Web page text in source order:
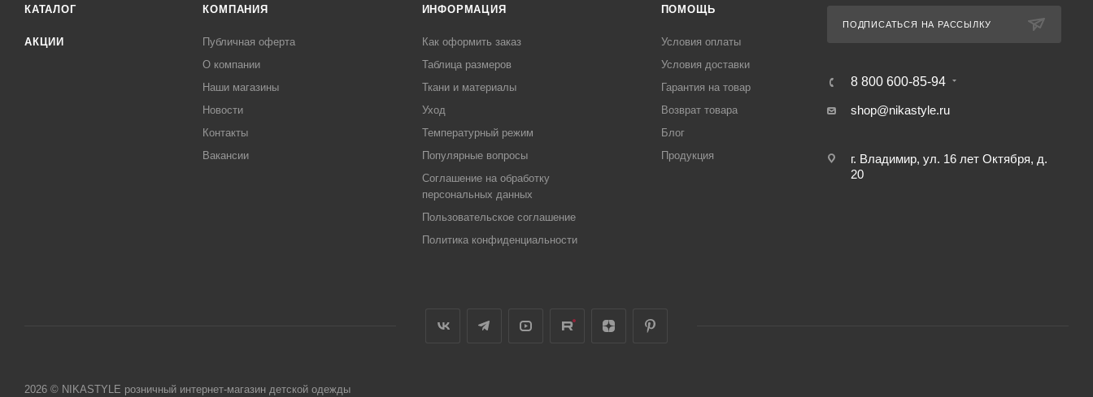
КАТАЛОГ
АКЦИИ
КОМПАНИЯ
Публичная оферта
О компании
Наши магазины
Новости
Контакты
Вакансии
ИНФОРМАЦИЯ
Как оформить заказ
Таблица размеров
Ткани и материалы
Уход
Температурный режим
Популярные вопросы
Соглашение на обработку
персональных данных
Пользовательское соглашение
Политика конфиденциальности
ПОМОЩЬ
Условия оплаты
Условия доставки
Гарантия на товар
Возврат товара
Блог
Продукция
ПОДПИСАТЬСЯ НА РАССЫЛКУ
8 800 600-85-94
shop@nikastyle.ru
г. Владимир, ул. 16 лет Октября, д.
20
2026 © NIKASTYLE розничный интернет-магазин детской одежды